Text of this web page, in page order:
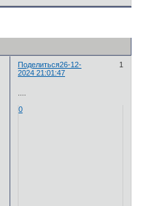
Поделиться 1
26-12-
2024 21:01:47
0